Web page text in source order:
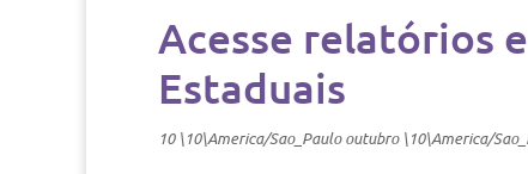
Acesse relatórios
Estaduais
10 \10\America/Sao_Paulo outubro \10\America/